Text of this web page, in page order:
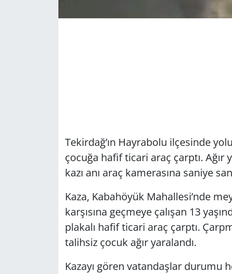
Tekirdağ’ın Hayrabolu ilçesinde
çocuğa hafif ticari araç çarptı. Ağır
kazı anı araç kamerasına saniye
Kaza, Kabahöyük Mahallesi’nde
karşısına geçmeye çalışan 13
plakalı hafif ticari araç çarptı.
talihsiz çocuk ağır yaralandı.
Kazayı gören vatandaşlar durumu